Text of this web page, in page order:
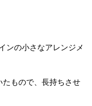
ンの小さなアレンジメ
もので、長持ちさせ